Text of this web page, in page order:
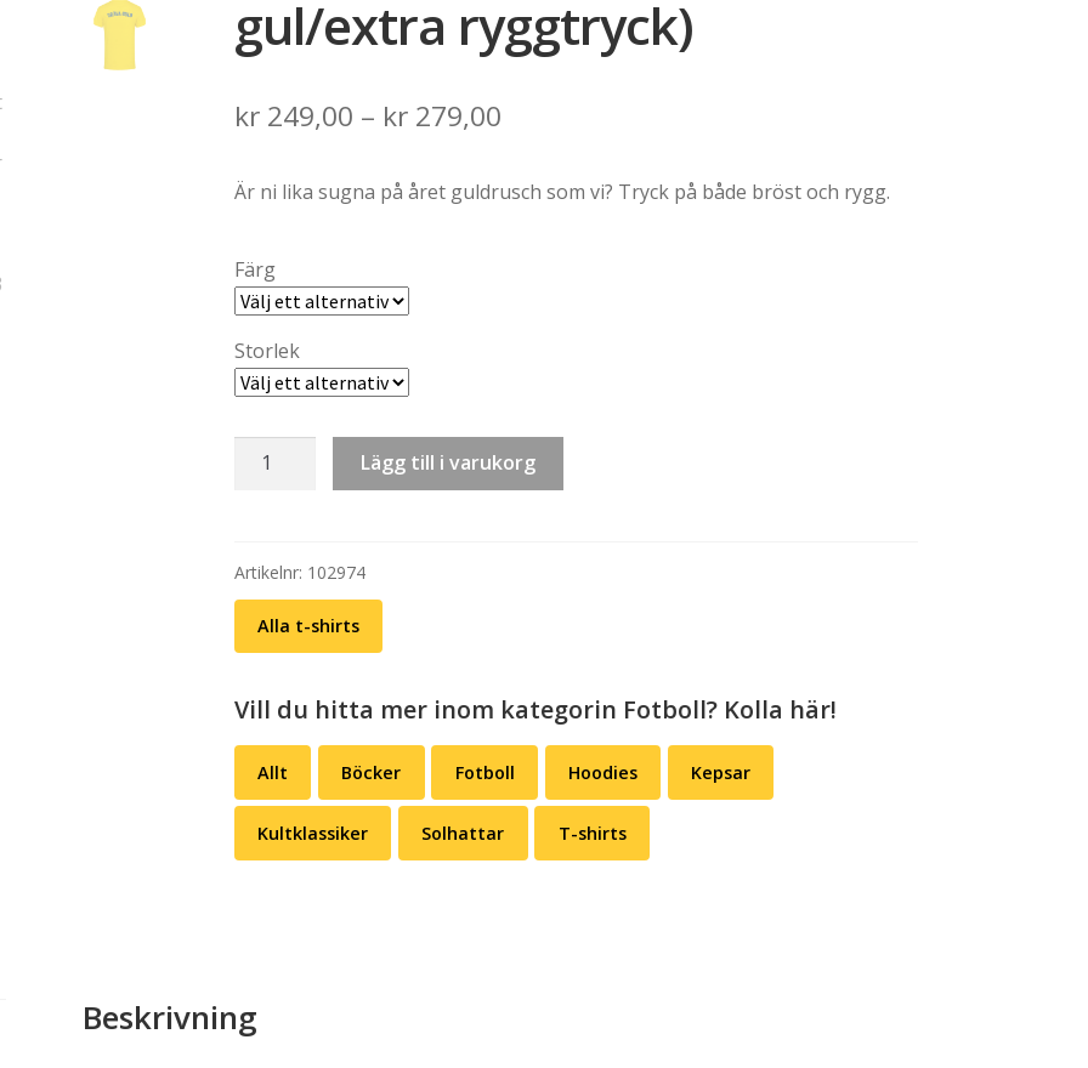
gul/extra ryggtryck)
kr249,00 – kr279,00Price
kr 249,00
Är ni lika sugna på året guldrusch som vi? Tryck på både bröst och rygg.
Färg
Storlek
(vit
eller
gul/extra
ryggtryck)
Lägg till i varukorg
Artikelnr: 102974
Alla t-shirts
Vill du hitta mer inom kategorin Fotboll? Kolla här!
Allt Böcker Fotboll Hoodies Kepsar
Kultklassiker Solhattar T-shirts
Beskrivning